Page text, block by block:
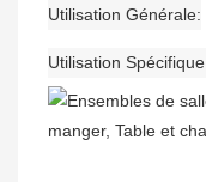
Utilisation Générale
Utilisation Spécifique